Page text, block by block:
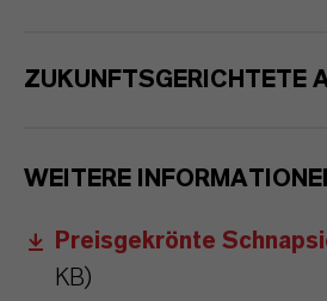
ZUKUNFTSGERICHTETE
WEITERE
Preisgekrönte
KB)